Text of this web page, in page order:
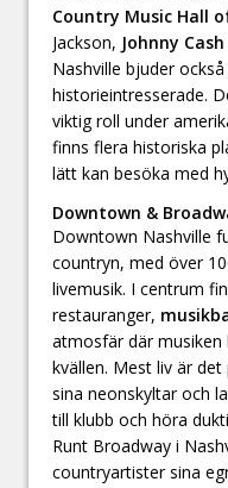
Country Music Hall
Jackson, Johnny
Nashville bjuder
historieintresserade.
viktig roll under
finns flera historiska
lätt kan besöka med
Downtown &
Downtown Nashville
countryn, med över
livemusik. I centrum
restauranger,
atmosfär där
kvällen. Mest liv är
sina neonskyltar och
till klubb och höra
Runt Broadway i
countryartister sina